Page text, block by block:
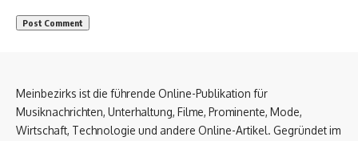
Meinbezirks ist die führende Online-Publikation für
Musiknachrichten, Unterhaltung, Filme, Prominente, Mode,
Wirtschaft, Technologie und andere Online-Artikel. Gegründet im